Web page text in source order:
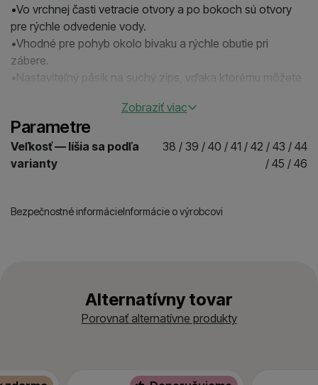
•Vo vrchnej časti vetracie otvory a po bokoch sú otvory
pre rýchle odvedenie vody.
•Vhodné pre pohyb okolo bivaku a rýchle obutie pri
zábere.
•Nastaviteľný pásik na suchý zips, vďaka ktorému môžete
•Dĺžka vnútornej stielky v mm je uvedená vo veľkostnej
tabuľke.
•V ponuke veľkosti EÚ: 38, 39, 40, 41, 42, 43, 44, 45 a 46
Zobraziť viac
Parametre
Veľkosť — líšia sa podľa
varianty
38 / 39 / 40 / 41 / 42 / 43 / 44
/ 45 / 46
Bezpečnostné informácieInformácie o výrobcovi
Alternatívny tovar
Porovnať alternatívne produkty